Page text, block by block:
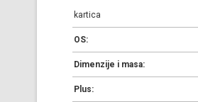
kartica
OS:
Dimenzije i masa:
Plus: